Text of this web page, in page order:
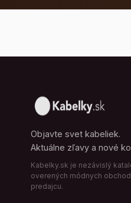
Objavte svet kabeliek.
Aktuálne zľavy a nové
Kabelky.sk je nezávislý
overených módnych
predajcu.